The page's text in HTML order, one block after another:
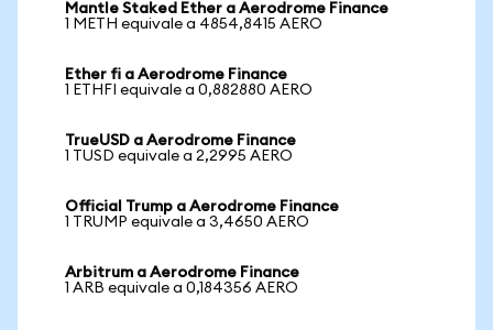
Mantle Staked Ether a Aerodrome Finance
1 METH equivale a 4854,8415 AERO
Ether fi a Aerodrome Finance
1 ETHFI equivale a 0,882880 AERO
TrueUSD a Aerodrome Finance
1 TUSD equivale a 2,2995 AERO
Official Trump a Aerodrome Finance
1 TRUMP equivale a 3,4650 AERO
Arbitrum a Aerodrome Finance
1 ARB equivale a 0,184356 AERO